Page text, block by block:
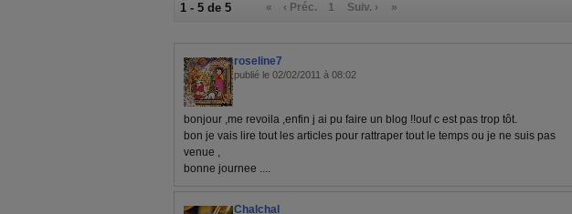
1 - 5 de 5 « ‹ Préc. 1 Suiv. › »
roseline7
publié le 02/02/2011 à 08:02
bonjour ,me revoila ,enfin j ai pu faire un blog !!ouf c est pas trop tôt.
bon je vais lire tout les articles pour rattraper tout le temps ou je ne suis pas
venue ,
bonne journee ....
Chalchal